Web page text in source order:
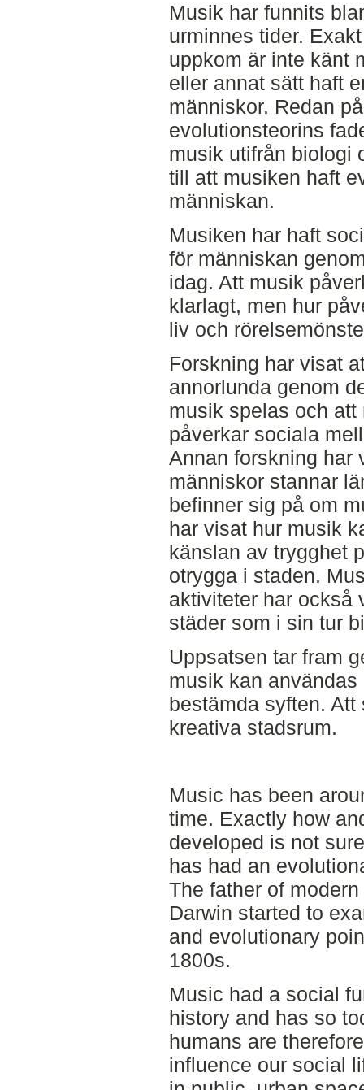
Musik har funnits
urminnes tider.
uppkom är inte känt
eller annat sätt haft
människor. Redan
evolutionsteorins
musik utifrån biologi
till att musiken haft
människan.
Musiken har haft
för människan
idag. Att musik
klarlagt, men hur
liv och
Forskning har visat
annorlunda genom
musik spelas och
påverkar sociala
Annan forskning har
människor stannar
befinner sig på om
har visat hur musik
känslan av trygghet
otrygga i staden.
aktiviteter har också
städer som i sin tur
Uppsatsen tar fram
musik kan
bestämda syften.
kreativa stadsrum.
Music has been
time. Exactly how
developed is not
has had an
The father of
Darwin started to
and evolutionary
1800s.
Music had a social
history and has so
humans are
influence our social